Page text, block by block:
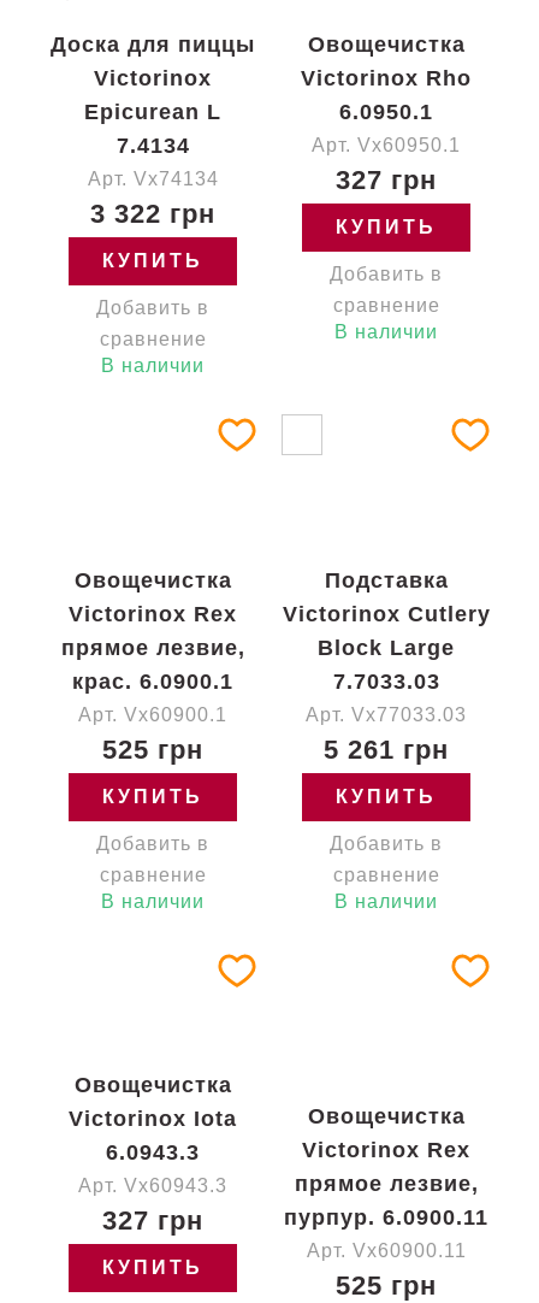
Доска для пиццы
Victorinox
Epicurean L
7.4134
Арт. Vx74134
3 322 грн
КУПИТЬ
Добавить в
сравнение
В наличии
Овощечистка
Victorinox Rho
6.0950.1
Арт. Vx60950.1
327 грн
КУПИТЬ
Добавить в
сравнение
В наличии
Овощечистка
Victorinox Rex
прямое лезвие,
крас. 6.0900.1
Арт. Vx60900.1
525 грн
КУПИТЬ
Добавить в
сравнение
В наличии
Подставка
Victorinox Cutlery
Block Large
7.7033.03
Арт. Vx77033.03
5 261 грн
КУПИТЬ
Добавить в
сравнение
В наличии
Овощечистка
Victorinox Iota
6.0943.3
Арт. Vx60943.3
327 грн
КУПИТЬ
Овощечистка
Victorinox Rex
прямое лезвие,
пурпур. 6.0900.11
Арт. Vx60900.11
525 грн